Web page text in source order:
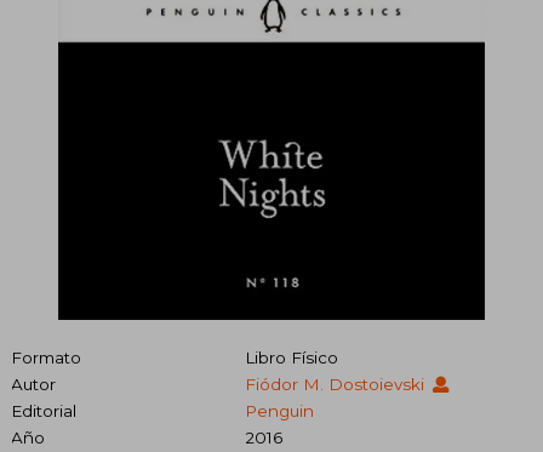
Formato
Libro Físico
Autor
Fiódor M. Dostoievski
Editorial
Penguin
Año
2016